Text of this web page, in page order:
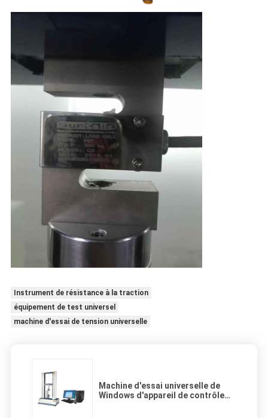
Instrument de résistance à la traction
équipement de test universel
machine d'essai de tension universelle
Machine d'essai universelle de
Windows d'appareil de contrôle